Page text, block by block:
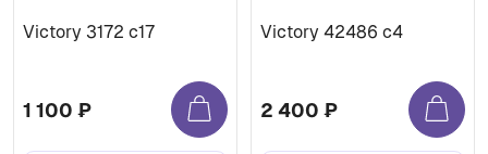
Victory 3172 c17
1 100 ₽
Victory 42486 c4
2 400 ₽